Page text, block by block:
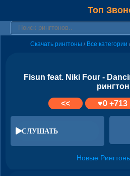
Топ
Скачать рингтоны / Все категории /
Fisun feat. Niki Four -
рингтон
<<
♥0+713
СЛУШАТЬ
Новые